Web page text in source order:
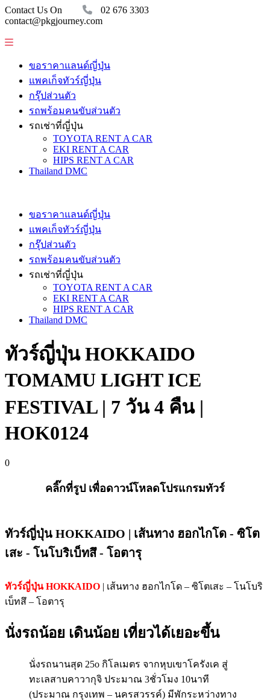
Contact Us On
02 676 3303
contact@pkgjourney.com
ขอราคาแลนด์ญี่ปุ่น
แพคเก็จทัวร์ญี่ปุ่น
กรุ๊ปส่วนตัว
รถพร้อมคนขับส่วนตัว
รถเช่าที่ญี่ปุ่น
TOYOTA RENT A CAR
EKI RENT A CAR
HIPS RENT A CAR
Thailand DMC
ขอราคาแลนด์ญี่ปุ่น
แพคเก็จทัวร์ญี่ปุ่น
กรุ๊ปส่วนตัว
รถพร้อมคนขับส่วนตัว
รถเช่าที่ญี่ปุ่น
TOYOTA RENT A CAR
EKI RENT A CAR
HIPS RENT A CAR
Thailand DMC
ทัวร์ญี่ปุ่น HOKKAIDO
TOMAMU LIGHT ICE
FESTIVAL | 7 วัน 4 คืน |
HOK0124
0
คลิ๊กที่รูป เพื่อดาวน์โหลดโปรแกรมทัวร์
ทัวร์ญี่ปุ่น HOKKAIDO | เส้นทาง ฮอกไกโด - ซิโต
เสะ - โนโบริเบ็ทสึ - โอตารุ
ทัวร์ญี่ปุ่น HOKKAIDO | เส้นทาง ฮอกไกโด – ซิโตเสะ – โนโบริ
เบ็ทสึ – โอตารุ
นั่งรถน้อย เดินน้อย เที่ยวได้เยอะขึ้น
นั่งรถนานสุด 25o กิโลเมตร จากหุบเขาโครังเค สู่
ทะเลสาบคาวากุจิ ประมาณ 3ชั่วโมง 10นาที
(ประมาณ กรุงเทพ – นครสวรรค์) มีพักระหว่างทาง